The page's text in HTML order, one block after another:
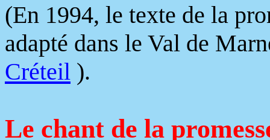
(En 1994, le texte de la
adapté dans le Val de
Créteil ).
Le chant de la